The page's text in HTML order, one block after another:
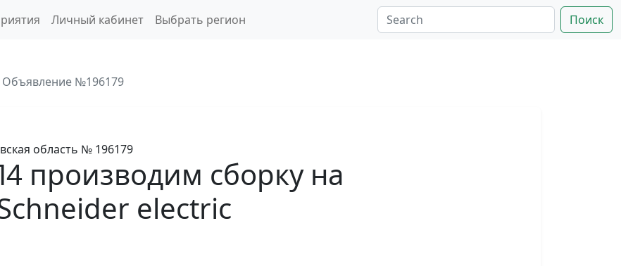
Личный кабинет Выбрать регион Поиск
Объявление №196179
область № 196179
производим сборку на
electric